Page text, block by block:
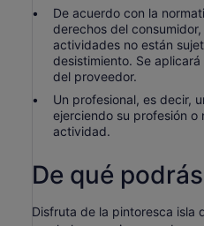
De acuerdo con la
derechos del
actividades no están
desistimiento. Se
del proveedor.
Un profesional, es decir,
ejerciendo su profesión o
actividad.
De qué
Disfruta de la pintoresca isla